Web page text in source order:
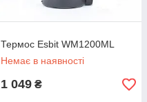
Термос Esbit WM1200ML
Немає в наявності
1 049 ₴